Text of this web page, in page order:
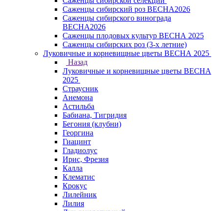
Саженцы сибирский роз ВЕСНА2026
Саженцы сибирского винограда
ВЕСНА2026
Саженцы плодовых культур ВЕСНА 2025
Саженцы сибирских роз (3-х летние)
Луковичные и корневищные цветы ВЕСНА 2025
Назад
Луковичные и корневищные цветы ВЕСНА
2025
Страусник
Анемона
Астильба
Бабиана, Тигридия
Бегония (клубни)
Георгина
Гиацинт
Гладиолус
Ирис, Фрезия
Калла
Клематис
Крокус
Лилейник
Лилия